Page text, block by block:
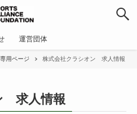
運営団体
用ページ 株式会社クラシオン 求人情報
求人情報